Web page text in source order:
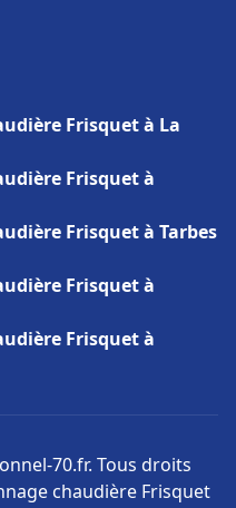
Frisquet à La
Frisquet à
Frisquet à Tarbes
Frisquet à
Frisquet à
70.fr. Tous droits
chaudière Frisquet